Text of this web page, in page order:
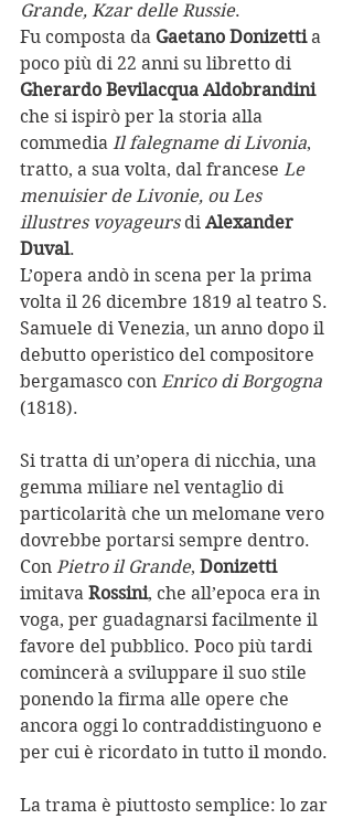
Grande, Kzar delle Russie.
Fu composta da Gaetano Donizetti a
poco più di 22 anni su libretto di
Gherardo Bevilacqua Aldobrandini
che si ispirò per la storia alla
commedia Il falegname di Livonia,
tratto, a sua volta, dal francese Le
menuisier de Livonie, ou Les
illustres voyageurs di Alexander
Duval.
L’opera andò in scena per la prima
volta il 26 dicembre 1819 al teatro S.
Samuele di Venezia, un anno dopo il
debutto operistico del compositore
bergamasco con Enrico di Borgogna
(1818).
Si tratta di un’opera di nicchia, una
gemma miliare nel ventaglio di
particolarità che un melomane vero
dovrebbe portarsi sempre dentro.
Con Pietro il Grande, Donizetti
imitava Rossini, che all’epoca era in
voga, per guadagnarsi facilmente il
favore del pubblico. Poco più tardi
comincerà a sviluppare il suo stile
ponendo la firma alle opere che
ancora oggi lo contraddistinguono e
per cui è ricordato in tutto il mondo.
La trama è piuttosto semplice: lo zar